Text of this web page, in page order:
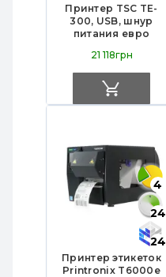
Принтер TSC TE-
300, USB, шнур
питания евро
21 118грн
4
24
24
Принтер этикеток
Printronix T6000e